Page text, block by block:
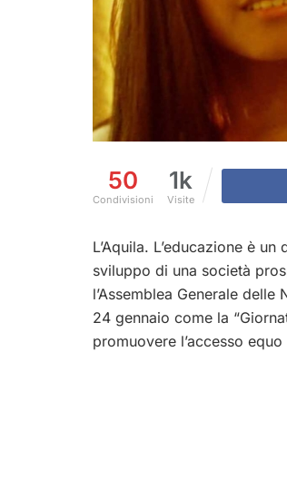
50
Condivisioni
1k
Visite
L’Aquila. L’educazione è
sviluppo di una società
l’Assemblea Generale
24 gennaio come la
promuovere l’accesso